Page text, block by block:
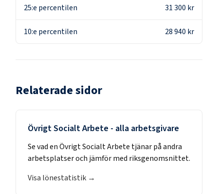
25:e percentilen 31 300 kr
10:e percentilen 28 940 kr
Relaterade sidor
Övrigt Socialt Arbete - alla arbetsgivare
Se vad enÖvrigt Socialt Arbete tjänar på andra
arbetsplatser och jämför med riksgenomsnittet.
Visa lönestatistik →